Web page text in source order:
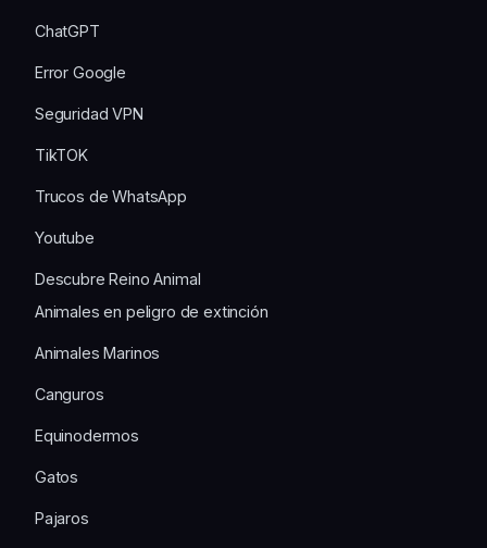
ChatGPT
Error Google
Seguridad VPN
TikTOK
Trucos de WhatsApp
Youtube
Descubre Reino Animal
Animales en peligro de extinción
Animales Marinos
Canguros
Equinodermos
Gatos
Pajaros